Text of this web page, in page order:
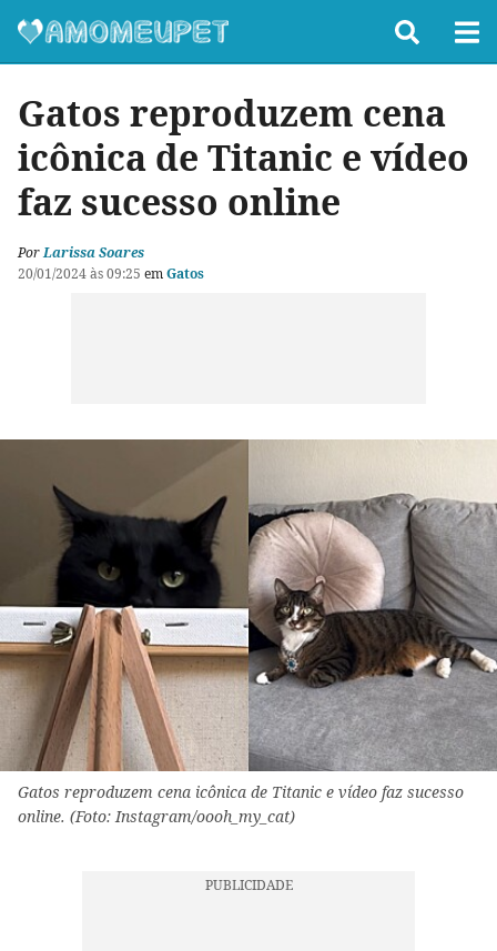
Gatos reproduzem cena
icônica de Titanic e vídeo
faz sucesso online
PorLarissa Soares
20/01/2024 às 09:25 emGatos
Gatos reproduzem cena icônica de Titanic e vídeo faz sucesso
online. (Foto: Instagram/oooh_my_cat)